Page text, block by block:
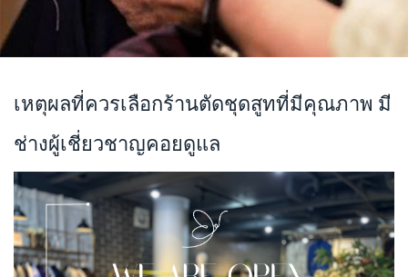
เหตุผลที่ควรเลือกร้านตัดชุดสูทที่มีคุณภาพ มี
ช่างผู้เชี่ยวชาญคอยดูแล